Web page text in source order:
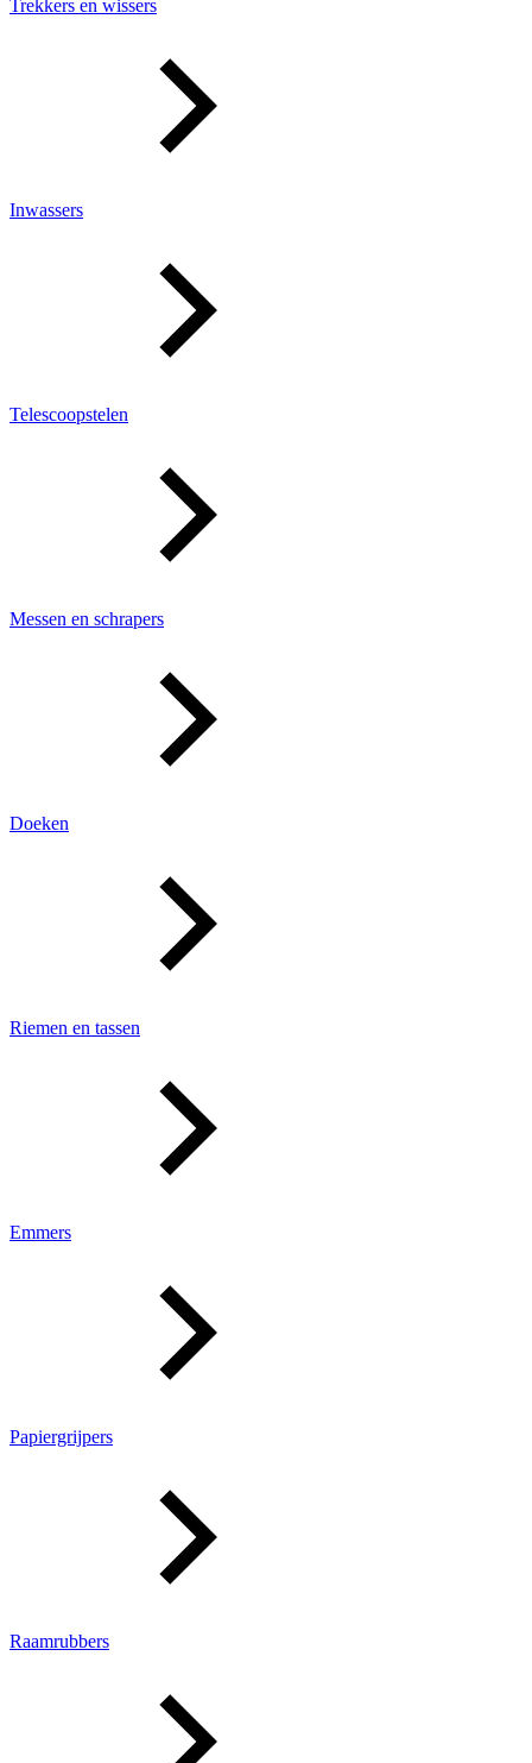
Trekkers en wissers
Inwassers
Telescoopstelen
Messen en schrapers
Doeken
Riemen en tassen
Emmers
Papiergrijpers
Raamrubbers